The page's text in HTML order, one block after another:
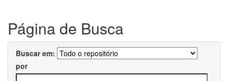
Página de Busca
Buscar em:
por